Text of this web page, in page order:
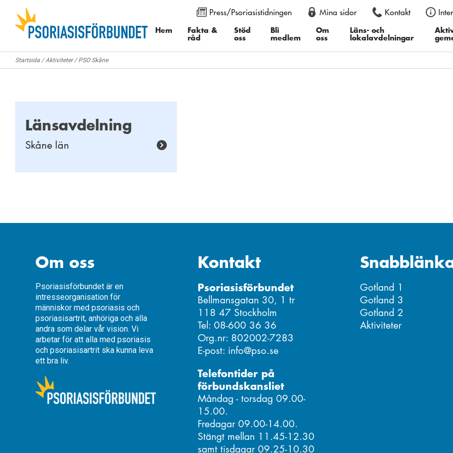
Använd knapparna för att ändra textstorleken på sidan. Du kan också justera storleken permanent i din webbläsare, genom
menyalternativet ”Visa”. I Internet Explorer och Firefox väljer du därefter ”Textstorlek”, i Google Chrome ”Zooma in” eller
”Zoomfaktor”.
Press/Psoriasistidningen Mina sidor Kontakt
Hem
Fakta &
råd
Stöd
oss
Bli
medlem
Om
oss
Läns- och
lokalavdelningar
Startsida /Aktiviteter/PSO Skåne
Länsavdelning
Skåne län
Om oss
Psoriasisförbundet är en
intresseorganisation för
människor med psoriasis och
psoriasisartrit, anhöriga och alla
andra som delar vår vision. Vi
arbetar för att alla med psoriasis
och psoriasisartrit ska kunna leva
ett bra liv.
Kontakt
Psoriasisförbundet
Bellmansgatan 30, 1 tr
118 47 Stockholm
Tel: 08-600 36 36
Org.nr: 802002-7283
E-post: info@pso.se
Telefontider på
förbundskansliet
Måndag - torsdag 09.00-
15.00.
Fredagar 09.00-14.00.
Stängt mellan 11.45-12.30
samt tisdagar 09.25-10.30
Gotland 1
Gotland 3
Gotland 2
Aktiviteter